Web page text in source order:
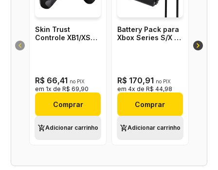
Skin Trust
Controle XB1/XSX -
R$ 66,41 no PIX
em 1x de R$ 69,90
Comprar
Adicionar carrinho
Battery Pack para
Xbox Series S/X -
R$ 170,91 no PIX
em 4x de R$ 44,98
Comprar
Adicionar carrinho